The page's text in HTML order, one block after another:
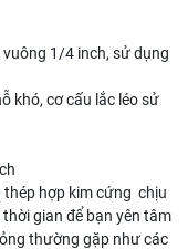
vuông 1/4 inch, sử dụng
khó, cơ cấu lắc léo sử
thép hợp kim cứng chịu
gian để bạn yên tâm
thường gặp như các